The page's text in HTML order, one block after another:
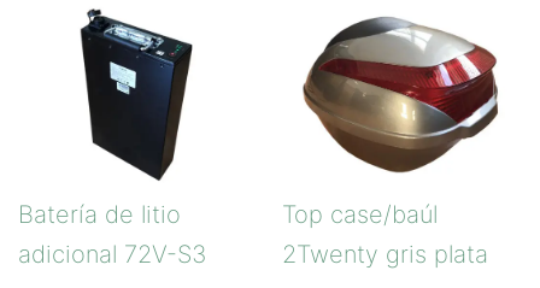
Batería de litio
adicional 72V-S3
Top case/baúl
2Twenty gris plata